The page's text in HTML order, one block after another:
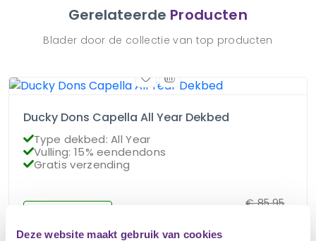
Deze website maakt gebruik van cookies
Gerelateerde Producten
Blader door de collectie van top producten
Ducky Dons Capella All Year Dekbed
Type dekbed: All Year
Vulling: 15% eendendons
Gratis verzending
€85.95